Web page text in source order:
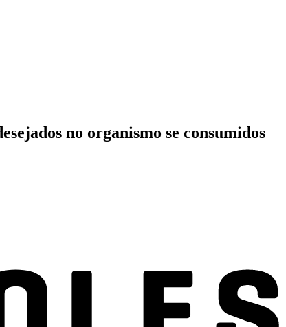
no organismo se consumidos